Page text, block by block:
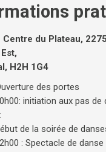
Centre du Plateau,
H2H 1G4
des portes
initiation aux pas de
de la soirée de
: Spectacle de danse